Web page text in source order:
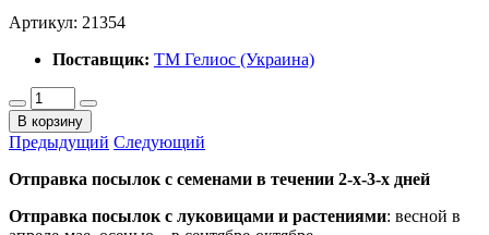
Артикул: 21354
Поставщик: ТМ Гелиос (Украина)
В корзину
Предыдущий Следующий
Отправка посылок с семенами в течении 2-х-3-х дней
Отправка посылок с луковицами и растениями: весной в